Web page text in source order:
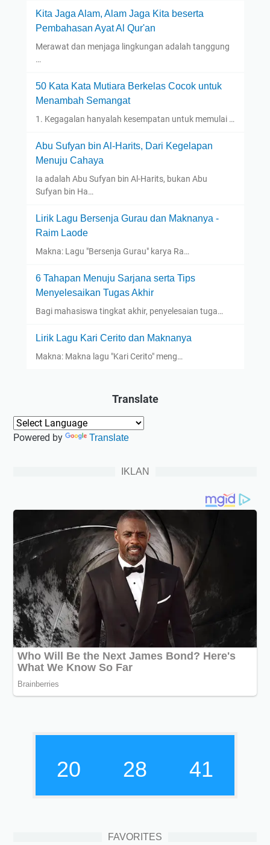
Kita Jaga Alam, Alam Jaga Kita beserta
Pembahasan Ayat Al Qur'an
Merawat dan menjaga lingkungan adalah tanggung
…
50 Kata Kata Mutiara Berkelas Cocok untuk
Menambah Semangat
1. Kegagalan hanyalah kesempatan untuk memulai …
Abu Sufyan bin Al-Harits, Dari Kegelapan
Menuju Cahaya
Ia adalah Abu Sufyan bin Al-Harits, bukan Abu
Sufyan bin Ha…
Lirik Lagu Bersenja Gurau dan Maknanya -
Raim Laode
Makna: Lagu "Bersenja Gurau" karya Ra…
6 Tahapan Menuju Sarjana serta Tips
Menyelesaikan Tugas Akhir
Bagi mahasiswa tingkat akhir, penyelesaian tuga…
Lirik Lagu Kari Cerito dan Maknanya
Makna: Makna lagu "Kari Cerito" meng…
Translate
Powered by Translate
IKLAN
20 28 42
FAVORITES